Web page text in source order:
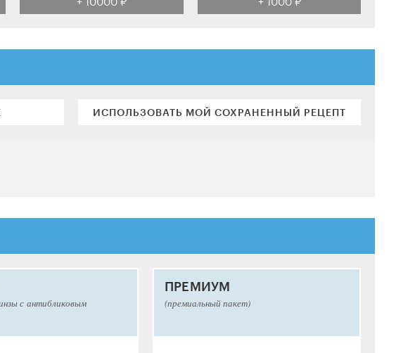
ИСПОЛЬЗОВАТЬ МОЙ СОХРАНЕННЫЙ РЕЦЕПТ
с антибликовым
ПРЕМИУМ
(премиальный пакет)